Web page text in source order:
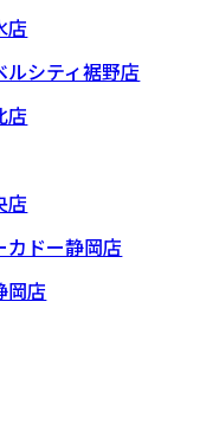
店
シティ裾野店
店
店
カドー静岡店
岡店